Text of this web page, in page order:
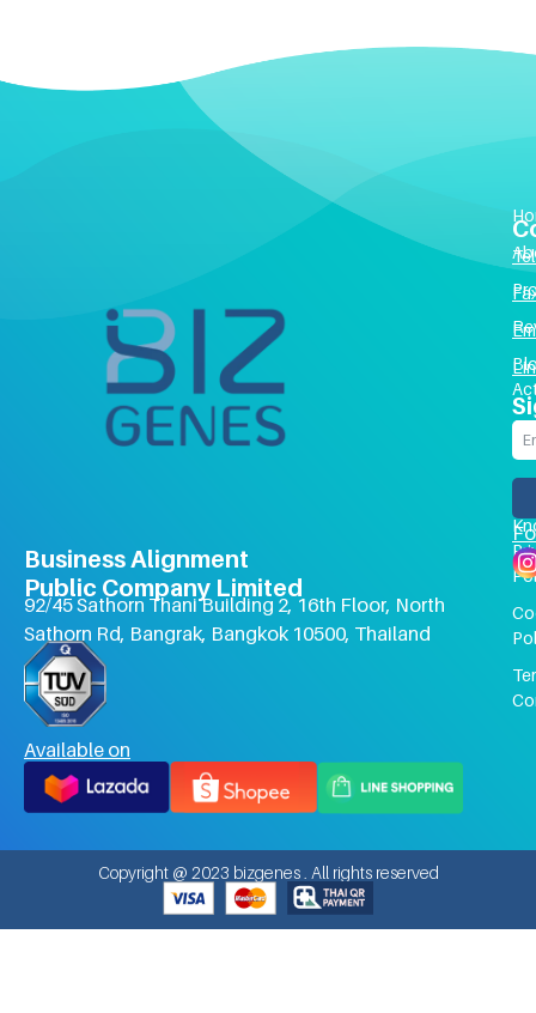
Business Alignment
Public Company Limited
92/45 Sathorn Thani Building 2, 16th Floor, North
Sathorn Rd, Bangrak, Bangkok 10500, Thailand
Available on
Us
Copyright @ 2023 bizgenes . All rights reserved